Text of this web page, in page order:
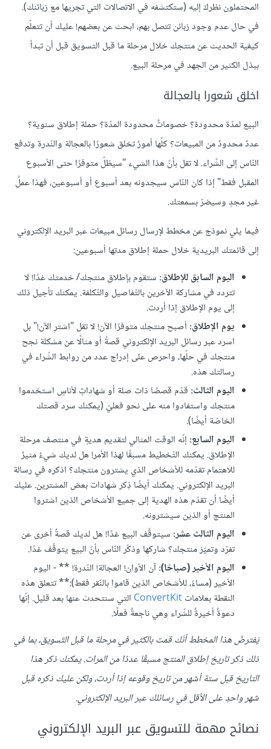
المحتملون نظركَ إليه (ستكتشفه في الاتصالات التي تجريها مع زبائنك).
في حال عدم وجود زبائن تتصل بهم، ابحث عن بعضهم! عليك أن تتعلّم
كيفية الحديث عن منتجك خلال مرحلة ما قبل التسويق قبل أن تبدأ
ببذل الكثير من الجهد في مرحلة البيع.
اخلق شعورا بالعجالة
البيع لمدّة محدودة؟ خصوماتٌ محدودة المدّة؟ حملة إطلاق سنوية؟
عددٌ محدودٌ من المبيعات؟ كلّها أمورٌ تخلق شعورًا بالعجالة والنّدرة وتدفع
النّاس إلى الشّراء. لا تقل بأنّ هذا الشيء "سيظلّ متوفرًا حتى الأسبوع
المقبل فقط" إذا كان النّاس سيجدونه بعد أسبوع أو أسبوعين، فهذا عملٌ
غير مجدٍ وسيضرّ بسمعتك.
فيما يلي نموذج عن مخطط لإرسال رسائل مبيعات عبر البريد الإلكتروني
إلى قائمتك البريدية خلال حملة إطلاق مدتها أسبوعين:
اليوم السابق للإطلاق: ستقوم بإطلاق منتجك/ خدمتك غدًا! لا
تتردد في مشاركة الآخرين بالتّفاصيل والتّكلفة. يمكنك تأجيل ذلك
إلى يوم الإطلاق إذا أردت.
يوم الإطلاق: أصبح منتجك متوفرًا الآن! لا تقل "اشترِ الآن!" بل
اسرد عبر رسائل البريد الإلكتروني قصةً أو مثالًا عن مشكلة نجح
منتجك في حلّها، واحرص على إدراج عدد من روابط الشّراء في
رسالتك هذه.
اليوم الثالث: قدّم قصصًا ذات صلة أو شهاداتٍ لأناسٍ استخدموا
منتجك واستفادوا منه على نحو فعليّ (يمكنك سرد قصتك
الخاصّة أيضًا).
اليوم السابع: إنّه الوقت المثالي لتقديم هديةٍ في منتصف مرحلة
الإطلاق. يمكنك التّخطيط مسبقًا لهذا الأمر! هل لديك شيءٌ مثيرٌ
للاهتمام تقدّمه للأشخاص الذي يشترون منتجك؟ اذكره في رسالة
البريد الإلكتروني. يمكنك أيضًا ذِكر شهادات بعض المشترين. عليك
أيضًا أن تقدّم هذه الهدية إلى جميع الأشخاص الذين اشتروا
المنتج أو الذين سيشترونه.
اليوم الثالث عشر: سيتوقّف البيع غدًا! هل لديك قصةٌ أخرى عن
تفرّد وتميّز منتجك؟ شاركها وذكّر النّاس بأنّ البيع يتوقّف غدًا.
اليوم الأخير (صباحًا):آن الأوان! العجالة! النّدرة! ** - اليوم
الأخير (مساءً، للأشخاص الذين قاموا بالنّقر فقط):** تتعلق هذه
النقطة بعلاماتConvertKit التي سنتحدث عنها بعد قليل. إنّها
دعوةٌ أخيرةٌ للشّراء وهي ناجعةٌ فعلًا.
يَفترضُ هذا المخطط أنّك قمت بالكثير في مرحلة ما قبل التّسويق، بما في
ذلك ذكر تاريخ إطلاق المنتج مسبقًا عددًا من المرات. يمكنك ذكر هذا
التاريخ قبل ستة أشهر من تاريخ وقوعه إذا أردت، ولكن عليك ذكره قبل
شهر واحدٍ على الأقل في رسائلك عبر البريد الإلكتروني.
نصائح مهمة للتسويق عبر البريد الإلكتروني